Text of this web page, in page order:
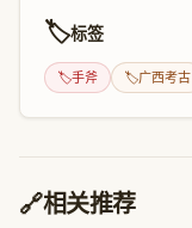
🏷️标签
🏷️手斧 🏷️广西考古
🔗相关推荐